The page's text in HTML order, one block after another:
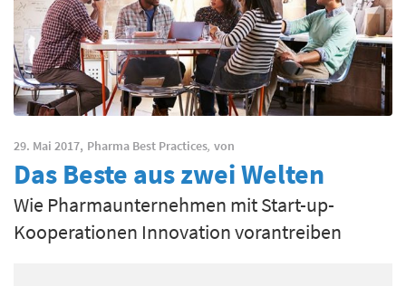
29. Mai 2017, Pharma Best Practices, von
Das Beste aus zwei Welten
Wie Pharmaunternehmen mit Start-up-
Kooperationen Innovation vorantreiben